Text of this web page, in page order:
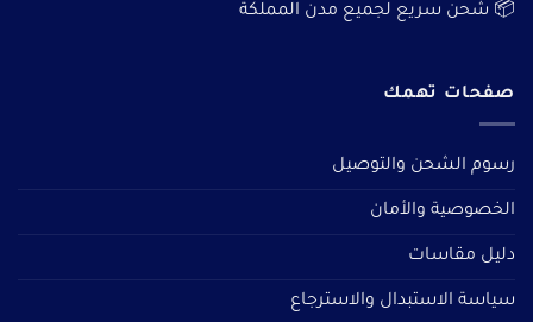
📦 شحن سريع لجميع مدن المملكة
صفحات تهمك
رسوم الشحن والتوصيل
الخصوصية والأمان
دليل مقاسات
سياسة الاستبدال والاسترجاع